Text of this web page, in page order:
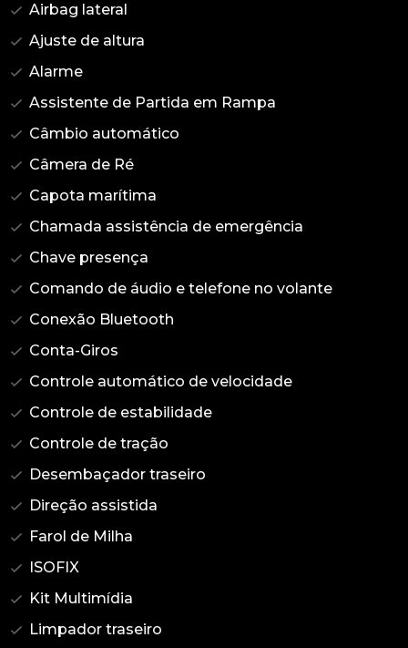
Airbag lateral
Ajuste de altura
Alarme
Assistente de Partida em Rampa
Câmbio automático
Câmera de Ré
Capota marítima
Chamada assistência de emergência
Chave presença
Comando de áudio e telefone no volante
Conexão Bluetooth
Conta-Giros
Controle automático de velocidade
Controle de estabilidade
Controle de tração
Desembaçador traseiro
Direção assistida
Farol de Milha
ISOFIX
Kit Multimídia
Limpador traseiro